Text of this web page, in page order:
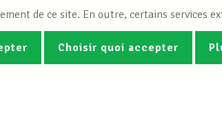
de ce site. En outre, certains services
Choisir quoi accepter